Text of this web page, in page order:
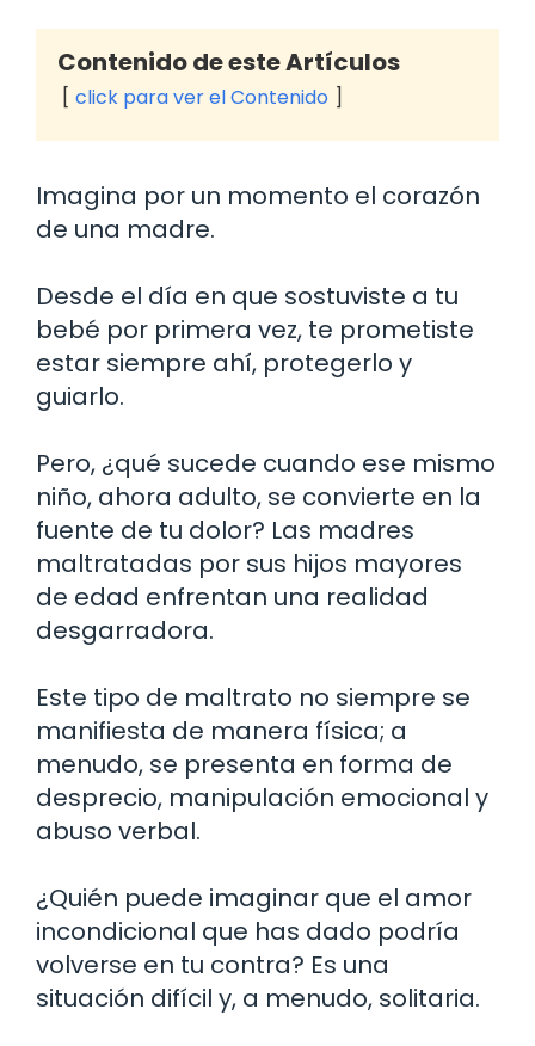
Contenido de este Artículos
click para ver el Contenido
Imagina por un momento el corazón
de una madre.
Desde el día en que sostuviste a tu
bebé por primera vez, te prometiste
estar siempre ahí, protegerlo y
guiarlo.
Pero, ¿qué sucede cuando ese mismo
niño, ahora adulto, se convierte en la
fuente de tu dolor? Las madres
maltratadas por sus hijos mayores
de edad enfrentan una realidad
desgarradora.
Este tipo de maltrato no siempre se
manifiesta de manera física; a
menudo, se presenta en forma de
desprecio, manipulación emocional y
abuso verbal.
¿Quién puede imaginar que el amor
incondicional que has dado podría
volverse en tu contra? Es una
situación difícil y, a menudo, solitaria.